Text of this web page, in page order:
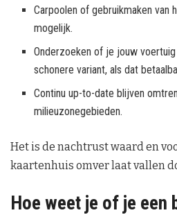
Carpoolen of gebruikmaken van
mogelijk.
Onderzoeken of je jouw
schonere variant, als dat
Continu up-to-date blijven
milieuzonegebieden.
Het is de nachtrust waard en
kaartenhuis omver laat vallen
Hoe weet je of je een